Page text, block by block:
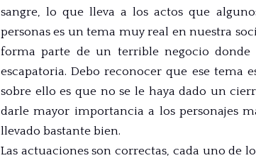
sangre, lo que lleva a los actos que
personas es un tema muy real en nuestra
forma parte de un terrible negocio
escapatoria. Debo reconocer que ese
sobre ello es que no se le haya dado un
darle mayor importancia a los personajes
llevado bastante bien.
Las actuaciones son correctas, cada uno de